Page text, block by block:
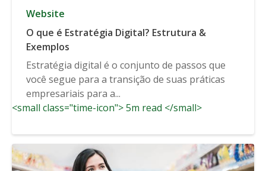
Website
O que é Estratégia Digital? Estrutura &
Exemplos
Estratégia digital é o conjunto de passos que
você segue para a transição de suas práticas
empresariais para a...
<small class="time-icon"> 5m read </small>